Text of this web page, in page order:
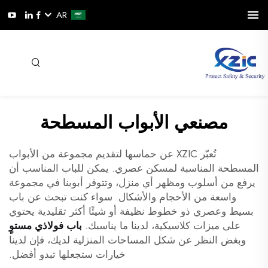
AR
مصنعي الأبواب المسطحة
تُعبّر XZIC عن حماسها لتقديم مجموعة من الأبواب
المسطحة المناسبة لمسكن عصري. يمكن للباب المناسب أن
يرفع من أسلوب ومظهر أي منزل، وتتوفر أبوبنا في مجموعة
واسعة من الأحجام والأشكال. سواء كنت تبحث عن باب
بسيط وعصري ذو خطوط نظيفة أو شيئًا أكثر تقليدية يحتوي
على ميزات كلاسيكية، لدينا ما يناسبك. باب فولاذي مستوٍ
وبغض النظر عن شكل المساحات المنزلية لديك، فإن لدينا
خيارات ستجعلها تبدو أفضل.